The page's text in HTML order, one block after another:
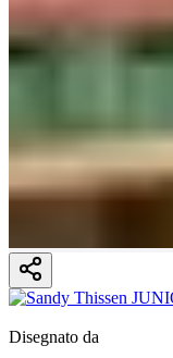
Disegnato da